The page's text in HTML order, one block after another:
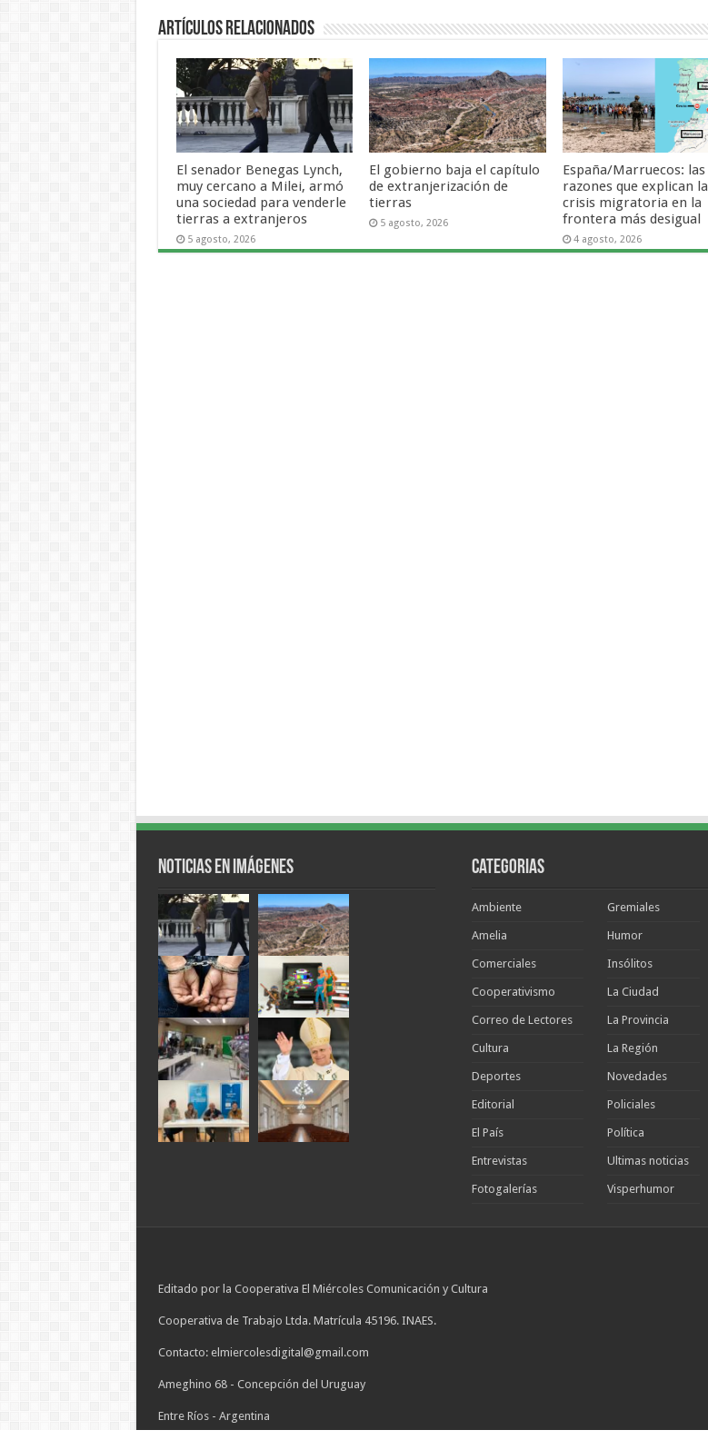
Artículos Relacionados
El senador Benegas Lynch,
muy cercano a Milei, armó
una sociedad para venderle
tierras a extranjeros
5 agosto, 2026
El gobierno baja el capítulo
de extranjerización de
tierras
5 agosto, 2026
España/Marruecos: las
razones que explican la
crisis migratoria en la
frontera más desigual
4 agosto, 2026
Noticias en Imágenes Categorias
Ambiente
Amelia
Comerciales
Cooperativismo
Correo de Lectores
Cultura
Deportes
Editorial
El País
Entrevistas
Fotogalerías
Gremiales
Humor
Insólitos
La Ciudad
La Provincia
La Región
Novedades
Policiales
Política
Ultimas noticias
Visperhumor
Editado por la Cooperativa El Miércoles Comunicación y Cultura
Cooperativa de Trabajo Ltda. Matrícula 45196. INAES.
Contacto: elmiercolesdigital@gmail.com
Ameghino 68 - Concepción del Uruguay
Entre Ríos - Argentina